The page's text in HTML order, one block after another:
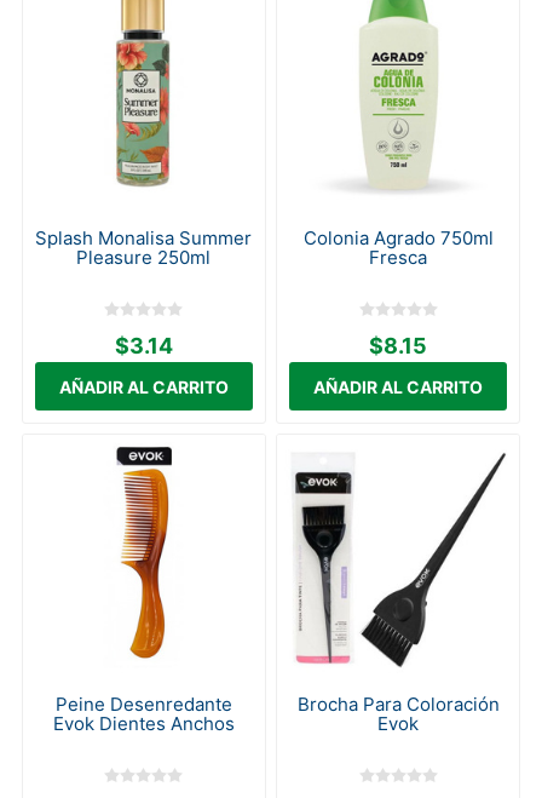
Splash Monalisa Summer
Pleasure 250ml
$3.14
Colonia Agrado 750ml
Fresca
$8.15
Peine Desenredante
Evok Dientes Anchos
Brocha Para Coloración
Evok